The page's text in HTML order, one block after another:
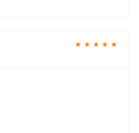
★ ★ ★ ★ ★